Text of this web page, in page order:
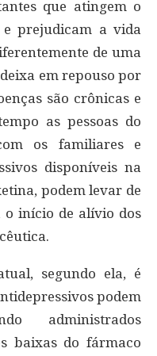
que atingem o
prejudicam a vida
de uma
em repouso por
são crônicas e
as pessoas do
os familiares e
disponíveis na
podem levar de
o início de alívio dos
segundo ela, é
podem
administrados
baixas do fármaco